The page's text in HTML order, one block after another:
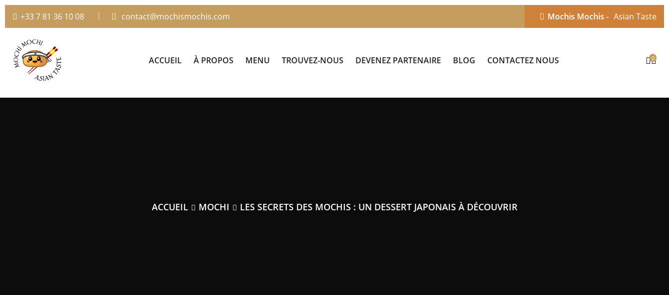
+33 7 81 36 10 08 contact@mochismochis.com Mochis Mochis - Asian Taste
ACCUEIL À PROPOS MENU TROUVEZ-NOUS DEVENEZ PARTENAIRE BLOG CONTACTEZ NOUS 0
ACCUEIL MOCHI LES SECRETS DES MOCHIS : UN DESSERT JAPONAIS À DÉCOUVRIR